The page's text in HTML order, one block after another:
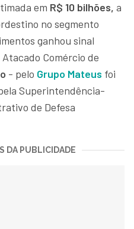
em R$ 10 bilhões, a
no segmento
ganhou sinal
Comércio de
- pelo Grupo Mateus foi
Superintendência-
de Defesa
DA PUBLICIDADE